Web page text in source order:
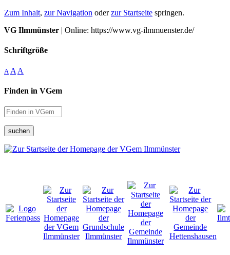
Zum Inhalt, zur Navigation oderzur Startseite springen.
VG Ilmmünster | Online: https://www.vg-ilmmuenster.de/
Schriftgröße
A A A
Finden in VGem
suchen